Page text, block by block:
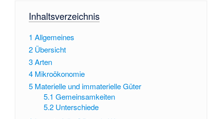
Inhaltsverzeichnis
1 Allgemeines
2 Übersicht
3Arten
4 Mikroökonomie
5 Materielle und immaterielle Güter
5.1 Gemeinsamkeiten
5.2 Unterschiede